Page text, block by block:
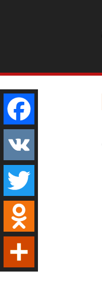
Facebook
VK
Twitter
Odnoklassniki